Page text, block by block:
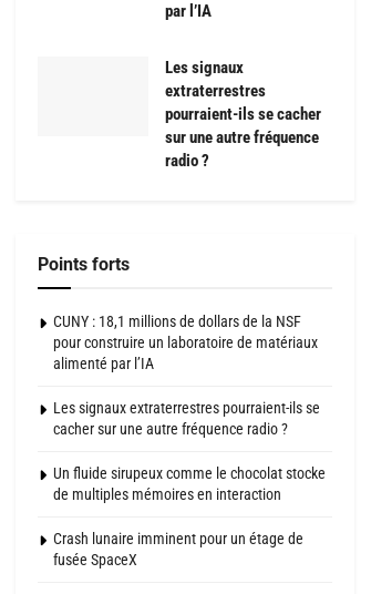
par l’IA
Les signaux
extraterrestres
pourraient-ils se cacher
sur une autre fréquence
radio ?
Points forts
CUNY : 18,1 millions de dollars de la NSF
pour construire un laboratoire de matériaux
alimenté par l’IA
Les signaux extraterrestres pourraient-ils se
cacher sur une autre fréquence radio ?
Un fluide sirupeux comme le chocolat stocke
de multiples mémoires en interaction
Crash lunaire imminent pour un étage de
fusée SpaceX